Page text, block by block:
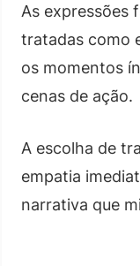
As expressões
tratadas como
os momentos
cenas de ação.
A escolha de
empatia
narrativa que